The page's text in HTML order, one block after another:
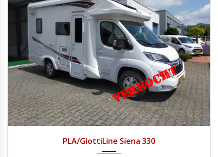
PLA/GiottiLine Siena 330